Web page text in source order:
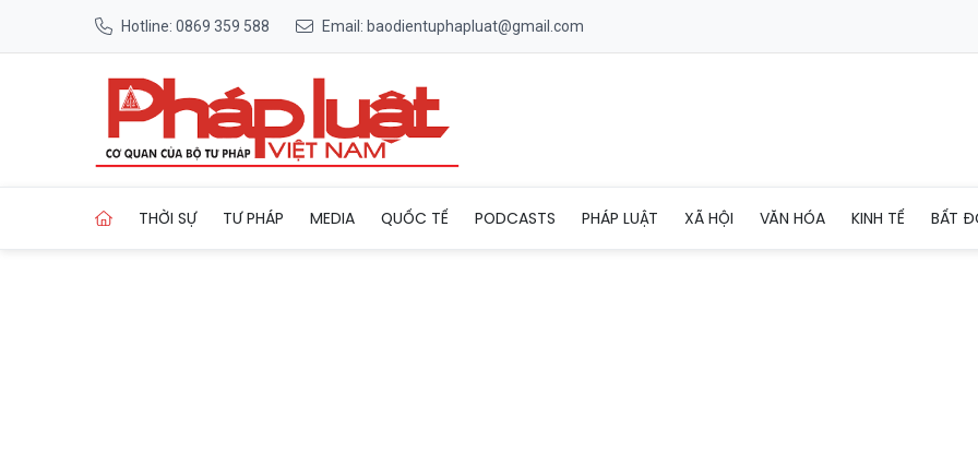
Hotline: 0869 359 588 Email: baodientuphapluat@gmail.com
THỜI SỰ TƯ PHÁP MEDIA QUỐC TẾ PODCASTS PHÁP LUẬT XÃ HỘI VĂN HÓA KINH TẾ BẤT